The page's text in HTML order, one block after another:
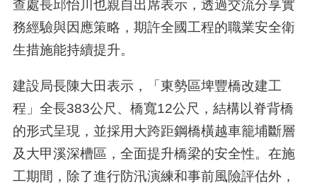
查處長邱怡川也親自出席表示，透過交流分享實
務經驗與因應策略，期許全國工程的職業安全衛
生措施能持續提升。
建設局長陳大田表示，「東勢區埤豐橋改建工
程」全長383公尺、橋寬12公尺，結構以脊背橋
的形式呈現，並採用大跨距鋼橋橫越車籠埔斷層
及大甲溪深槽區，全面提升橋梁的安全性。在施
工期間，除了進行防汛演練和事前風險評估外，